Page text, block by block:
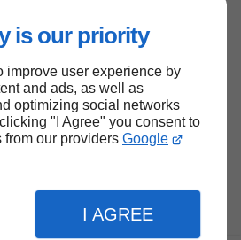
is our priority
improve user experience by
and ads, as well as
optimizing social networks
"I Agree" you consent to
our providers Google
I AGREE
Haut de page